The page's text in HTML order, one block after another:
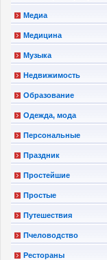
Медиа
Медицина
Музыка
Недвижимость
Образование
Одежда, мода
Персональные
Праздник
Простейшие
Простые
Путешествия
Пчеловодство
Рестораны